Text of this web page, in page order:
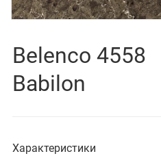
Belenco 4558
Babilon
Характеристики